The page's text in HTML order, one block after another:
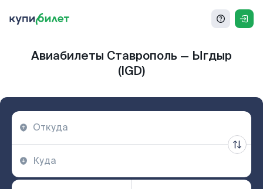
Авиабилеты Ставрополь — Ыгдыр
(IGD)